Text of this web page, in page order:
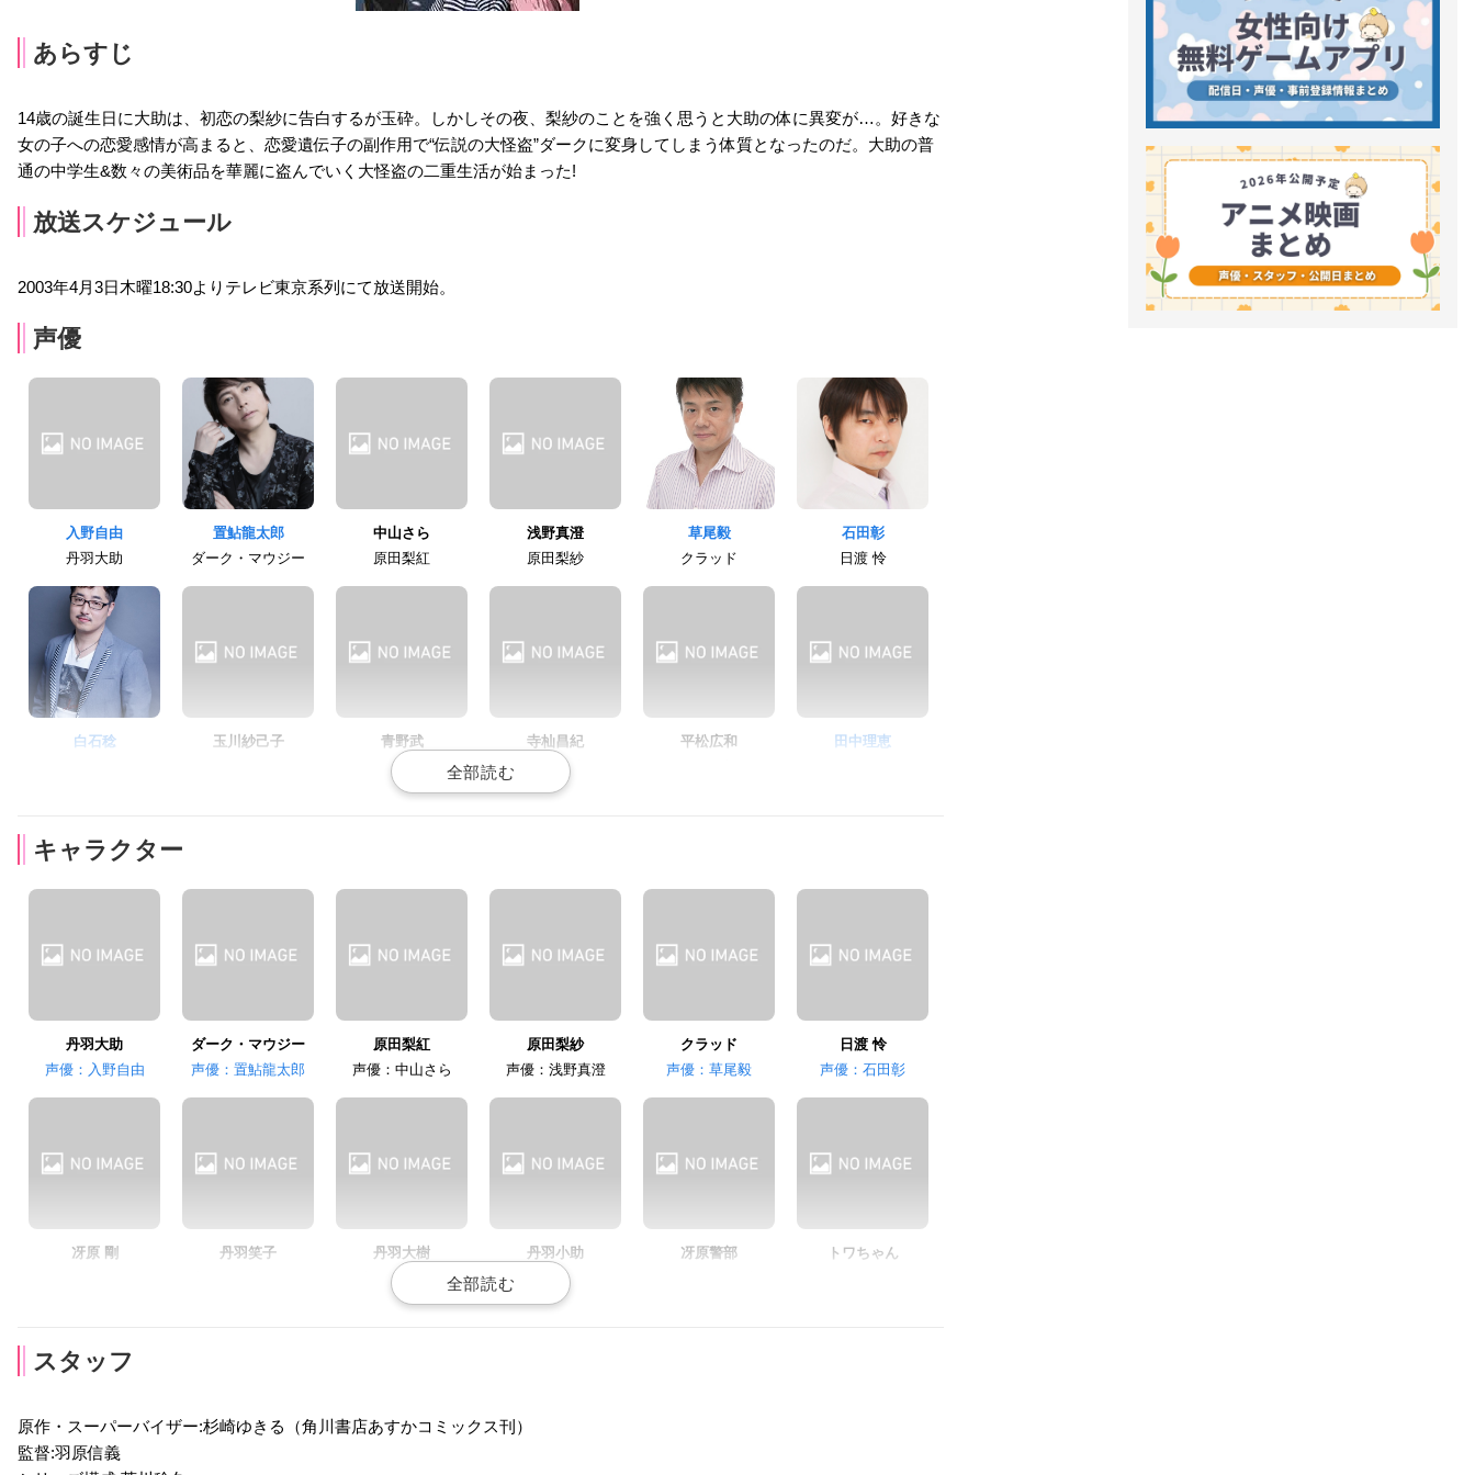
あらすじ
14歳の誕生日に大助は、初恋の梨紗に告白するが玉砕。しかしその夜、梨紗のことを強く思うと大助の体に異変が…。好きな
女の子への恋愛感情が高まると、恋愛遺伝子の副作用で“伝説の大怪盗”ダークに変身してしまう体質となったのだ。大助の普
通の中学生&数々の美術品を華麗に盗んでいく大怪盗の二重生活が始まった!
放送スケジュール
2003年4月3日木曜18:30よりテレビ東京系列にて放送開始。
声優
入野自由
丹羽大助
置鮎龍太郎
ダーク・マウジー
中山さら
原田梨紅
浅野真澄
原田梨紗
草尾毅
クラッド
石田彰
日渡 怜
白石稔
玉川紗己子
青野武
丹羽大樹
寺杣昌紀
丹羽小助
平松広和
田中理恵
小菅真美
キャラクター
丹羽大助
声優：入野自由
ダーク・マウジー
声優：置鮎龍太郎
原田梨紅
声優：中山さら
原田梨紗
声優：浅野真澄
クラッド
声優：草尾毅
日渡 怜
声優：石田彰
冴原 剛
丹羽笑子
丹羽大樹
声優：青野武
丹羽小助
声優：寺杣昌紀
冴原警部
トワちゃん
州崎由希
スタッフ
原作・スーパーバイザー:杉崎ゆきる（角川書店あすかコミックス刊）
監督:羽原信義